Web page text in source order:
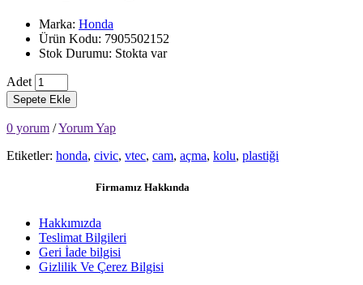
Marka: Honda
Ürün Kodu: 7905502152
Stok Durumu: Stokta var
Adet
Sepete Ekle
0 yorum /Yorum Yap
Etiketler: honda, civic, vtec, cam, açma, kolu, plastiği
Firmamız Hakkında
Hakkımızda
Teslimat Bilgileri
Geri İade bilgisi
Gizlilik Ve Çerez Bilgisi